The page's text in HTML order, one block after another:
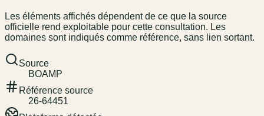
Les éléments affichés dépendent de ce que la source
officielle rend exploitable pour cette consultation. Les
domaines sont indiqués comme référence, sans lien sortant.
Source
BOAMP
Référence source
26-64451